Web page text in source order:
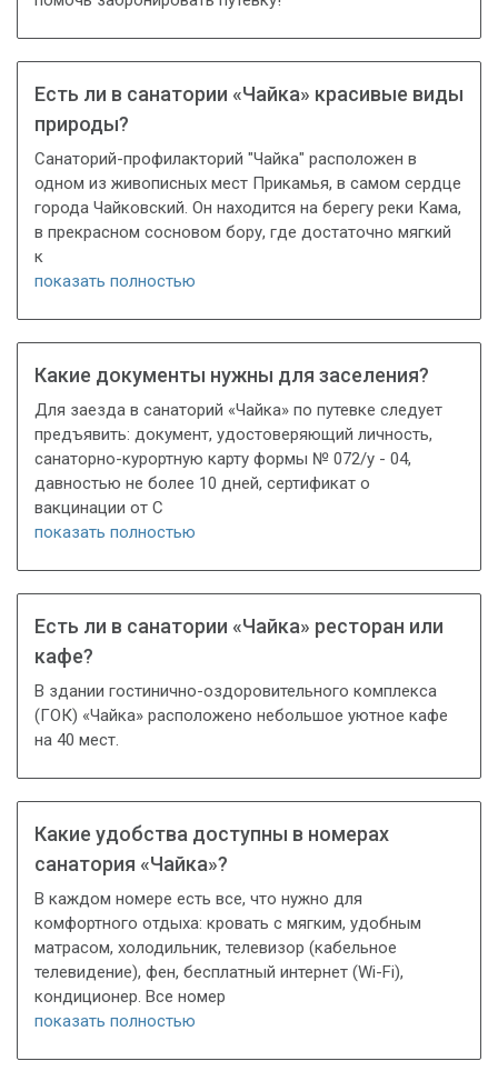
Есть ли в санатории «Чайка» красивые виды
природы?
Санаторий-профилакторий "Чайка" расположен в
одном из живописных мест Прикамья, в самом сердце
города Чайковский. Он находится на берегу реки Кама,
в прекрасном сосновом бору, где достаточно мягкий
к
показать полностью
Какие документы нужны для заселения?
Для заезда в санаторий «Чайка» по путевке следует
предъявить: документ, удостоверяющий личность,
санаторно-курортную карту формы № 072/у - 04,
давностью не более 10 дней, сертификат о
вакцинации от C
показать полностью
Есть ли в санатории «Чайка» ресторан или
кафе?
В здании гостинично-оздоровительного комплекса
(ГОК) «Чайка» расположено небольшое уютное кафе
на 40 мест.
Какие удобства доступны в номерах
санатория «Чайка»?
В каждом номере есть все, что нужно для
комфортного отдыха: кровать с мягким, удобным
матрасом, холодильник, телевизор (кабельное
телевидение), фен, бесплатный интернет (Wi-Fi),
кондиционер. Все номер
показать полностью